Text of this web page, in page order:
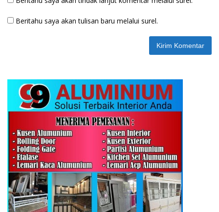
Beritahu saya akan tulisan baru melalui surel.